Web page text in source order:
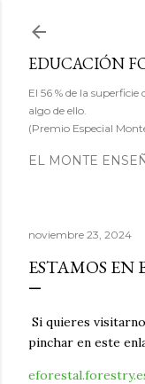
EDUCACIÓN
El 56 % de la
algo de ello.
(Premio Especial
EL MONTE
noviembre 23, 2024
ESTAMOS EN
Si quieres
pinchar en este